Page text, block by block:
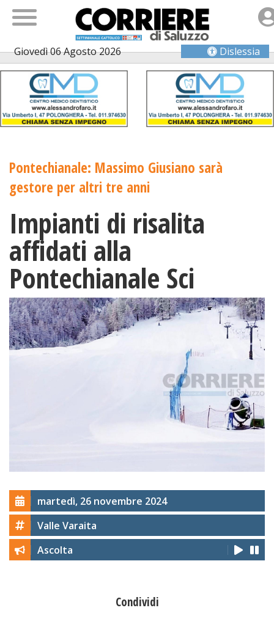
Giovedì 06 Agosto 2026 Dislessia
Pontechianale: Massimo Giusiano sarà
gestore per altri tre anni
Impianti di risalita
affidati alla
Pontechianale Sci
martedì, 26 novembre 2024
Valle Varaita
Ascolta
Condividi